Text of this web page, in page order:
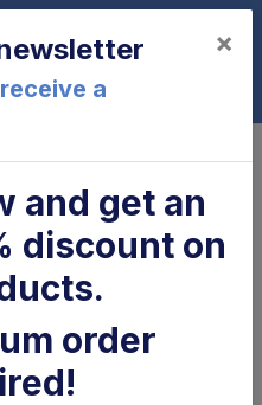
0
Sorensen
a
×
and get an
discount on
order